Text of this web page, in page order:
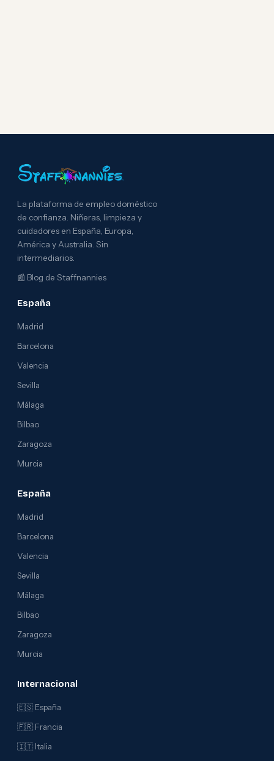
La plataforma de empleo doméstico
de confianza. Niñeras, limpieza y
cuidadores en España, Europa,
América y Australia. Sin
intermediarios.
📰 Blog de Staffnannies
España
Madrid
Barcelona
Valencia
Sevilla
Málaga
Bilbao
Zaragoza
Murcia
España
Madrid
Barcelona
Valencia
Sevilla
Málaga
Bilbao
Zaragoza
Murcia
Internacional
🇪🇸 España
🇫🇷 Francia
🇮🇹 Italia